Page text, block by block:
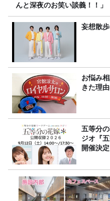
んと深夜のお笑い談義！！」
妄想散
お悩み
きた理
五等分
ジオ『
開催決定